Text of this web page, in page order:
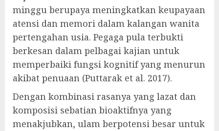
minggu berupaya meningkatkan keupayaan
atensi dan memori dalam kalangan wanita
pertengahan usia. Pegaga pula terbukti
berkesan dalam pelbagai kajian untuk
memperbaiki fungsi kognitif yang menurun
akibat penuaan (Puttarak et al. 2017).
Dengan kombinasi rasanya yang lazat dan
komposisi sebatian bioaktifnya yang
menakjubkan, ulam berpotensi besar untuk